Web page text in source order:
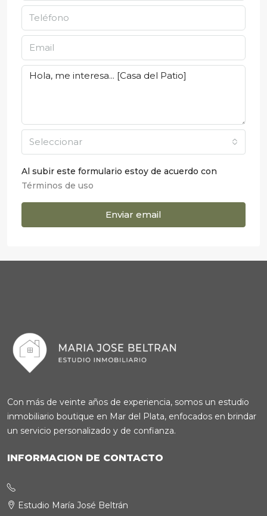
Seleccionar
Al subir este formulario estoy de acuerdo con
Términos de uso
Enviar email
Con más de veinte años de experiencia, somos un estudio
inmobiliario boutique en Mar del Plata, enfocados en brindar
un servicio personalizado y de confianza.
INFORMACION DE CONTACTO
Estudio María José Beltrán